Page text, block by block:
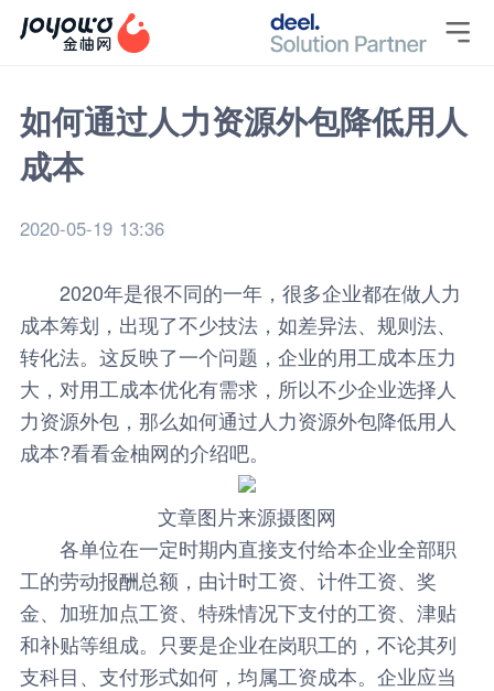

如何通过人力资源外包降低用人
成本
2020-05-19 13:36
2020年是很不同的一年，很多企业都在做人力
成本筹划，出现了不少技法，如差异法、规则法、
转化法。这反映了一个问题，企业的用工成本压力
大，对用工成本优化有需求，所以不少企业选择人
力资源外包，那么如何通过人力资源外包降低用人
成本?看看金柚网的介绍吧。
文章图片来源摄图网
各单位在一定时期内直接支付给本企业全部职
工的劳动报酬总额，由计时工资、计件工资、奖
金、加班加点工资、特殊情况下支付的工资、津贴
和补贴等组成。只要是企业在岗职工的，不论其列
支科目、支付形式如何，均属工资成本。企业应当